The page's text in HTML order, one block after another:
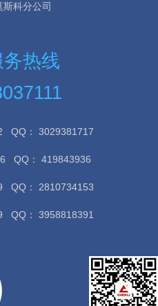
斯科分公司
热线
QQ： 3029381717
QQ： 419843936
QQ： 2810734153
QQ： 3958818391